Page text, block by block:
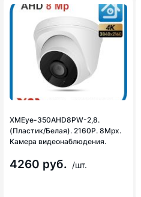
XMEye-350AHD8PW-2,8.
(Пластик/Белая). 2160P. 8Mpx.
Камера видеонаблюдения.
4260 руб. /шт.